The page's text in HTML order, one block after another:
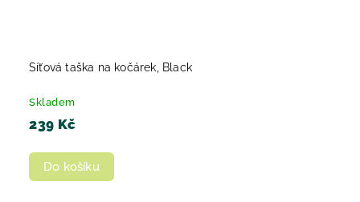
Síťová taška na kočárek, Black
Skladem
239 Kč
Do košíku